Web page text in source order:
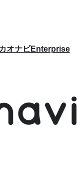
オナビEnterprise